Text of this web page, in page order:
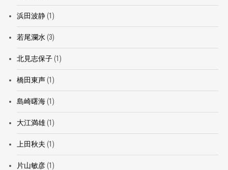
浜田波静(1)
若尾瀾水 (3)
北見志保子(1)
橋田東声(1)
島崎曙海(1)
大江満雄(1)
上田秋夫 (1)
片山敏彦(1)